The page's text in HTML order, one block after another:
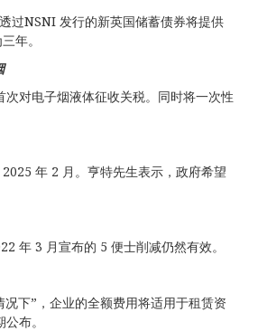
过NSNI 发行的新英国储蓄债券将提供
年。
次对电子烟液体征收关税。同时将一次性
年 2 月。亨特先生表示，政府希望
年 3 月宣布的 5 便士削减仍然有效。
况下”，企业的全额费用将适用于租赁资
布。